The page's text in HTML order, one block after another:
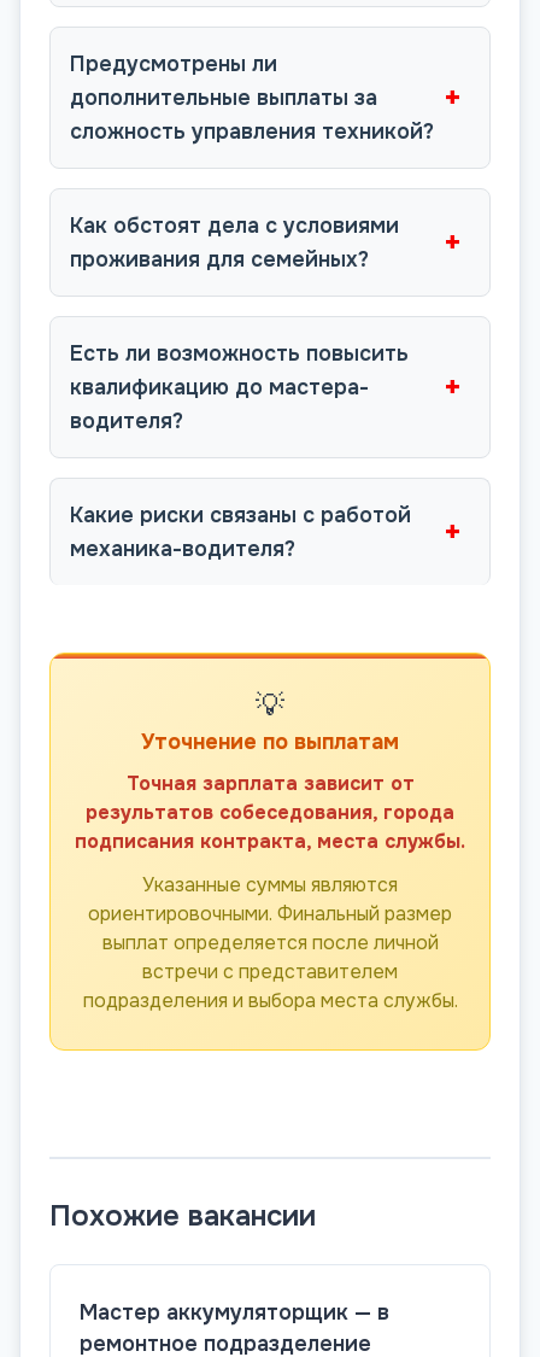
Предусмотрены ли
дополнительные выплаты за
сложность управления техникой?
+
Как обстоят дела с условиями
проживания для семейных?
+
Есть ли возможность повысить
квалификацию до мастера-
водителя?
+
Какие риски связаны с работой
механика-водителя?
+
💡
Уточнение по выплатам
Точная зарплата зависит от
результатов собеседования, города
подписания контракта, места службы.
Указанные суммы являются
ориентировочными. Финальный размер
выплат определяется после личной
встречи с представителем
подразделения и выбора места службы.
Похожие вакансии
Мастер аккумуляторщик — в
ремонтное подразделение